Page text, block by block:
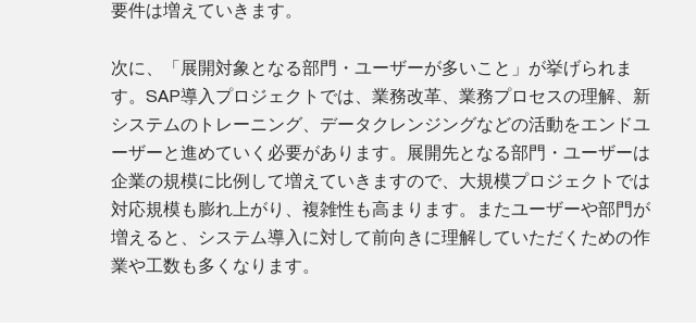
要件は増えていきます。
次に、「展開対象となる部門・ユーザーが多いこと」が挙げられま
す。SAP導入プロジェクトでは、業務改革、業務プロセスの理解、新
システムのトレーニング、データクレンジングなどの活動をエンドユ
ーザーと進めていく必要があります。展開先となる部門・ユーザーは
企業の規模に比例して増えていきますので、大規模プロジェクトでは
対応規模も膨れ上がり、複雑性も高まります。またユーザーや部門が
増えると、システム導入に対して前向きに理解していただくための作
業や工数も多くなります。